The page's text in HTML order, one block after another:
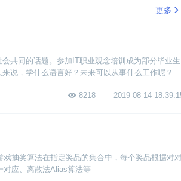
更多
共同的话题。参加IT职业观念培训成为部分毕业生
说，学什么语言好？未来可以从事什么工作呢？
8218 2019-08-14
抽奖算法在指定奖品的集合中，每个奖品根据对对
对应、离散法Alias算法等